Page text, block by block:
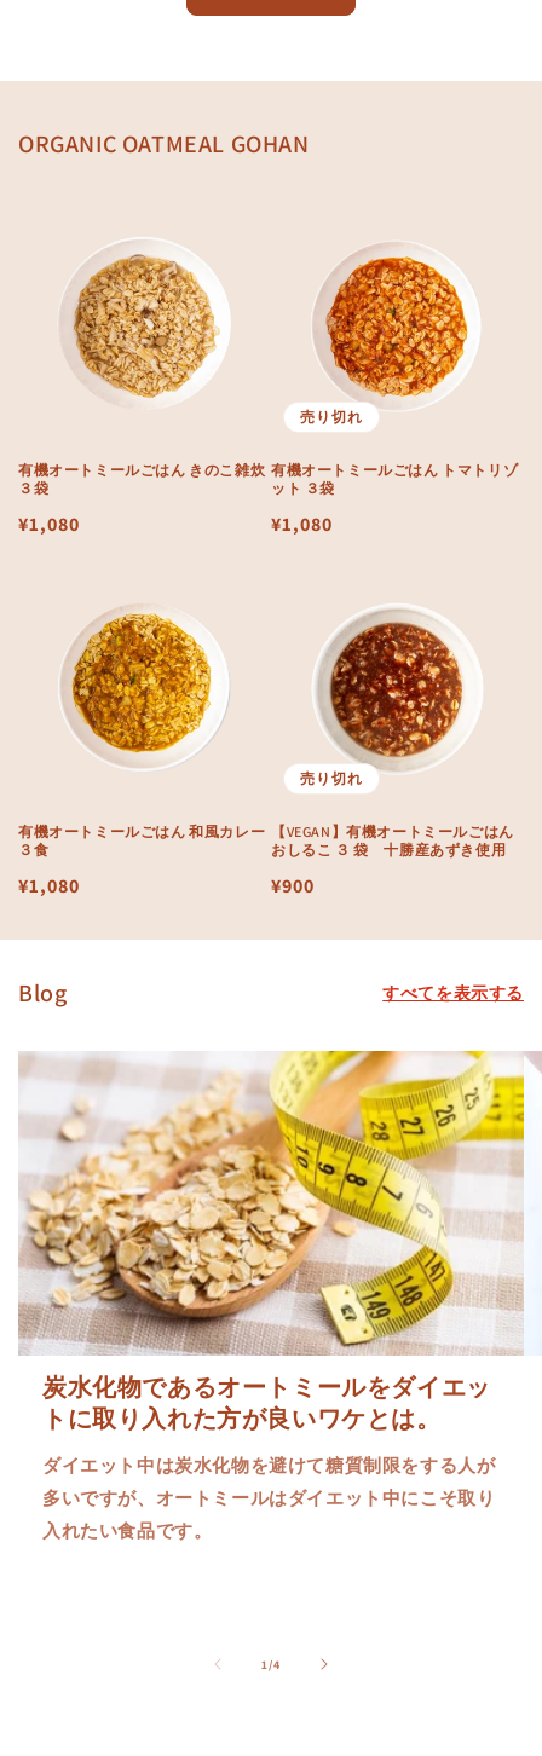
ORGANIC OATMEAL GOHAN
有機オートミールごはん きのこ雑炊
３袋
通
¥1,080
売り切れ
有機オートミールごはん トマトリゾ
ット ３袋
通
¥1,080
有機オートミールごはん 和風カレー
３食
通
価
¥1,080
売り切れ
【VEGAN】有機オートミールごはん
おしるこ ３ 袋 十勝産あずき使用
通
価
¥900
Blog すべてを表示する
炭水化物であるオートミールをダイエッ
トに取り入れた方が良いワケとは。
ダイエット中は炭水化物を避けて糖質制限をする人が
多いですが、オートミールはダイエット中にこそ取り
入れたい食品です。
1 /の
4